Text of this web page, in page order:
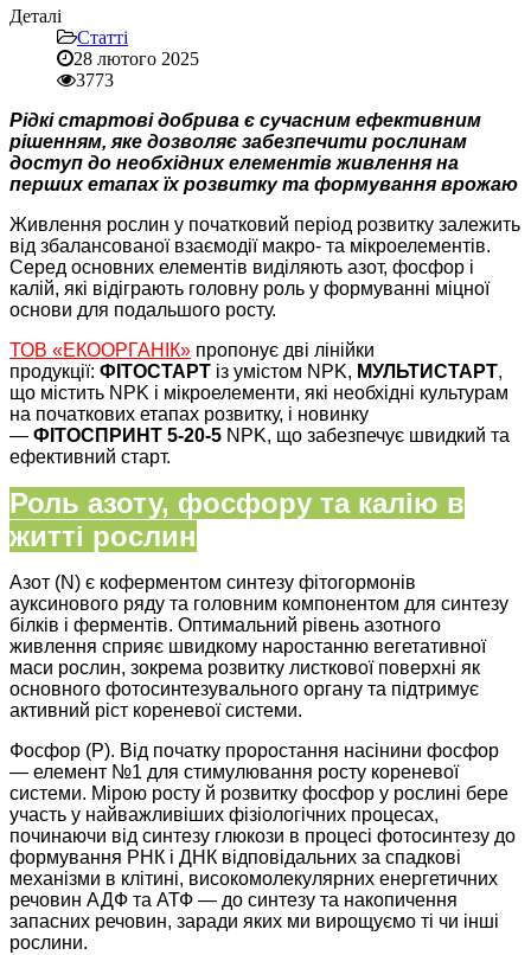
Деталі
Статті
28 лютого 2025
3773
Рідкі стартові добрива є сучасним ефективним
рішенням, яке дозволяє забезпечити рослинам
доступ до необхідних елементів живлення на
перших етапах їх розвитку та формування врожаю
Живлення рослин у початковий період розвитку залежить
від збалансованої взаємодії макро- та мікроелементів.
Серед основних елементів виділяють азот, фосфор і
калій, які відіграють головну роль у формуванні міцної
основи для подальшого росту.
ТОВ «ЕКООРГАНІК» пропонує дві лінійки
продукції: ФІТО­СТАРТ із умістом NPK, МУЛЬТИСТАРТ,
що містить NPK і мікроелементи, які необхідні культурам
на початкових етапах розвитку, і новинку
— ФІТОСПРИНТ 5-20-5 NPK, що забезпечує швидкий та
ефективний старт.
Роль азоту, фосфору та калію в
житті рослин
Азот (N) є коферментом синтезу фітогормонів
ауксинового ряду та головним компонентом для синтезу
білків і ферментів. Оптимальний рівень азотного
живлення сприяє швидкому наростанню вегетативної
маси рослин, зокрема розвитку листкової поверхні як
основного фотосинтезувального органу та підтримує
активний ріст кореневої системи.
Фосфор (P). Від початку проростання насінини фосфор
— елемент №1 для стимулювання росту кореневої
системи. Мірою росту й розвитку фосфор у рослині бере
участь у найважливіших фізіологічних процесах,
починаючи від синтезу глюкози в процесі фотосинтезу до
формування РНК і ДНК відповідальних за спадкові
механізми в клітині, високомолекулярних енергетичних
речовин АДФ та АТФ — до синтезу та накопичення
запасних речовин, заради яких ми вирощуємо ті чи інші
рослини.